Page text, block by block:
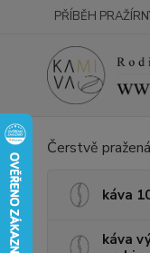
PŘÍBĚH
Čerstvě
káva
káva